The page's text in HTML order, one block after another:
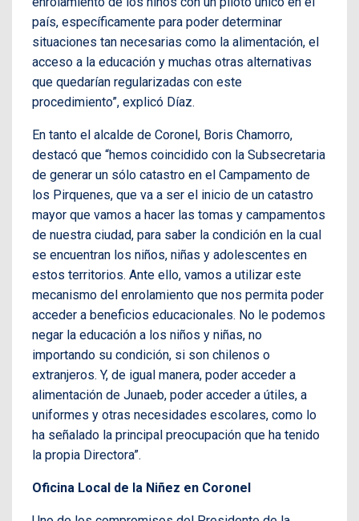
país, específicamente para poder determinar
situaciones tan necesarias como la alimentación, el
acceso a la educación y muchas otras alternativas
que quedarían regularizadas con este
procedimiento”, explicó Díaz.
En tanto el alcalde de Coronel, Boris Chamorro,
destacó que “hemos coincidido con la Subsecretaria
de generar un sólo catastro en el Campamento de
los Pirquenes, que va a ser el inicio de un catastro
mayor que vamos a hacer las tomas y campamentos
de nuestra ciudad, para saber la condición en la cual
se encuentran los niños, niñas y adolescentes en
estos territorios. Ante ello, vamos a utilizar este
mecanismo del enrolamiento que nos permita poder
acceder a beneficios educacionales. No le podemos
negar la educación a los niños y niñas, no
importando su condición, si son chilenos o
extranjeros. Y, de igual manera, poder acceder a
alimentación de Junaeb, poder acceder a útiles, a
uniformes y otras necesidades escolares, como lo
ha señalado la principal preocupación que ha tenido
la propia Directora”.
Oficina Local de la Niñez en Coronel